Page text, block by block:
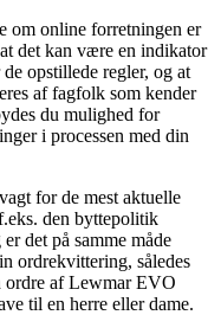
om online forretningen er
det kan være en indikator
opstillede regler, og at
af fagfolk som kender
du mulighed for
i processen med din
for de mest aktuelle
den byttepolitik
det på samme måde
ordrekvittering, således
ordre af Lewmar EVO
til en herre eller dame.